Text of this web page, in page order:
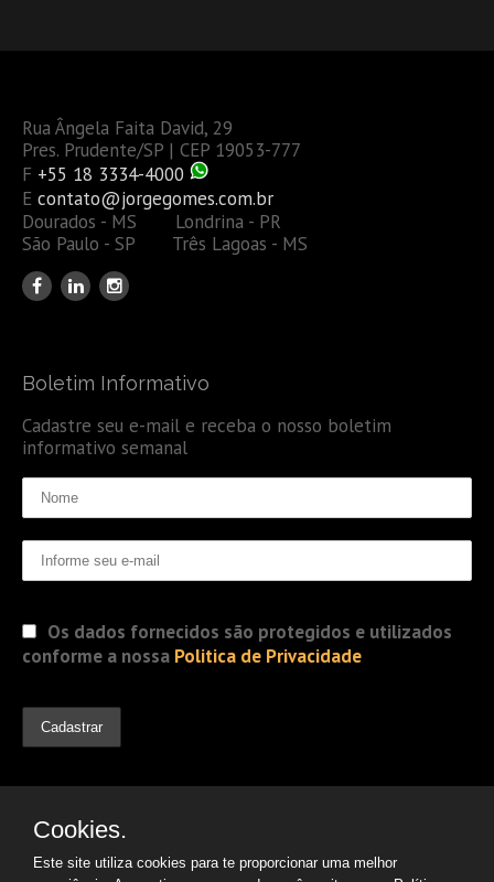
Rua Ângela Faita David, 29
Pres. Prudente/SP | CEP 19053-777
F +55 18 3334-4000
E contato@jorgegomes.com.br
Dourados - MS Londrina - PR
São Paulo - SP Três Lagoas - MS
Boletim Informativo
Cadastre seu e-mail e receba o nosso boletim
informativo semanal
Os dados fornecidos são protegidos e utilizados
conforme a nossa Politica de Privacidade
Cookies.
Este site utiliza cookies para te proporcionar uma melhor